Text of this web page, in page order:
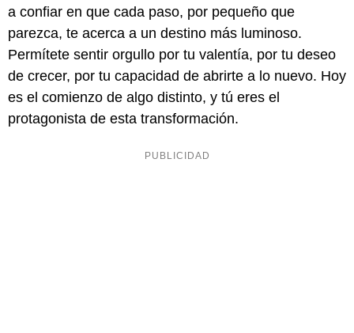
a confiar en que cada paso, por pequeño que
parezca, te acerca a un destino más luminoso.
Permítete sentir orgullo por tu valentía, por tu deseo
de crecer, por tu capacidad de abrirte a lo nuevo. Hoy
es el comienzo de algo distinto, y tú eres el
protagonista de esta transformación.